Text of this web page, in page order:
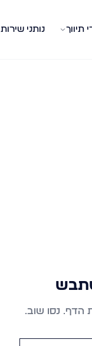
תיווך נותני שירות
הדף. נסו שוב.